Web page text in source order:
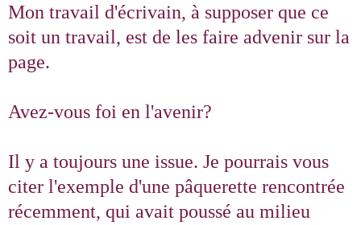
Mon travail d'écrivain, à supposer que ce
soit un travail, est de les faire advenir sur la
page.
Avez-vous foi en l'avenir?
Il y a toujours une issue. Je pourrais vous
citer l'exemple d'une pâquerette rencontrée
récemment, qui avait poussé au milieu